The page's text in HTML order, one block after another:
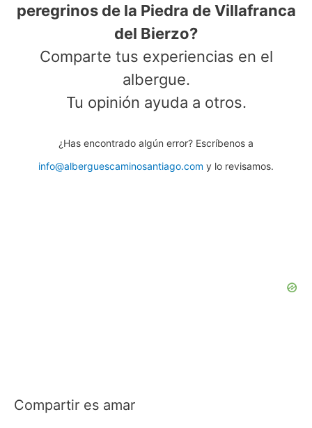
peregrinos de la Piedra de Villafranca
del Bierzo?
Comparte tus experiencias en el
albergue.
Tu opinión ayuda a otros.
¿Has encontrado algún error? Escríbenos a
info@alberguescaminosantiago.com y lo revisamos.
Compartir es amar